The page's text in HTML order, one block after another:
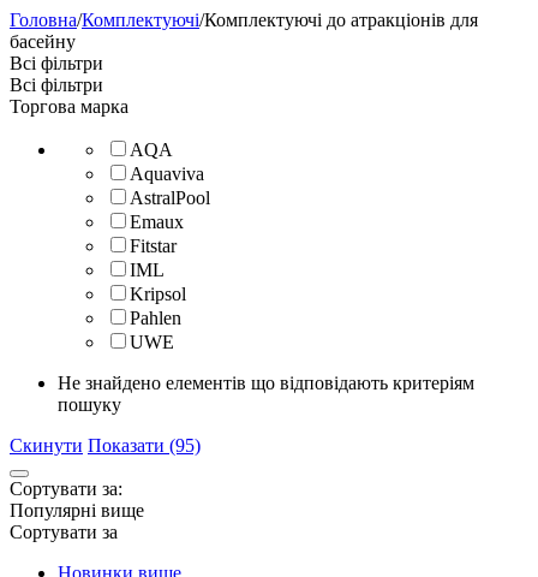
Головна/Комплектуючі/Комплектуючі до атракціонів для
басейну
Всі фільтри
Всі фільтри
Торгова марка
AQA
Aquaviva
AstralPool
Emaux
Fitstar
IML
Kripsol
Pahlen
UWE
Не знайдено елементів що відповідають критеріям
пошуку
Скинути Показати (95)
Сортувати за:
Популярні вище
Сортувати за
Новинки вище